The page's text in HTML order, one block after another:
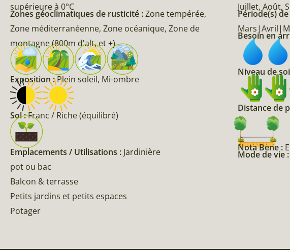
supérieure à 0°C
Zones géoclimatiques de rusticité :Zone tempérée,
Zone méditerranéenne, Zone océanique, Zone de
montagne (800m d'alt, et +)
Exposition :Plein soleil, Mi-ombre
Sol :Franc / Riche (équilibré)
Emplacements / Utilisations : Jardinière
pot ou bac
Balcon & terrasse
Petits jardins et petits espaces
Potager
Juillet, Août,
Période(s)
Besoin en
Niveau de
Distance de
Nota Bene :
Mode de vie